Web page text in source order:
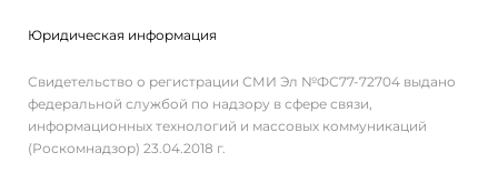
Юридическая информация
Свидетельство о регистрации СМИ Эл №ФС77-72704 выдано
федеральной службой по надзору в сфере связи,
информационных технологий и массовых коммуникаций
(Роскомнадзор) 23.04.2018 г.